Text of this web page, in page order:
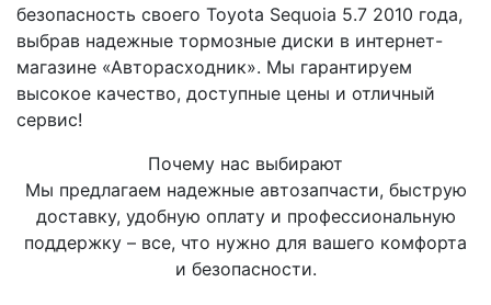
безопасность своего Toyota Sequoia 5.7 2010 года,
выбрав надежные тормозные диски в интернет-
магазине «Авторасходник». Мы гарантируем
высокое качество, доступные цены и отличный
сервис!
Почему нас выбирают
Мы предлагаем надежные автозапчасти, быструю
доставку, удобную оплату и профессиональную
поддержку – все, что нужно для вашего комфорта
и безопасности.